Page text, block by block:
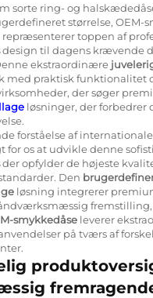
sorte ring- og
størrelse, OEM-
toppen af
design til dagens krævende
ekstraordinære
med praktisk funktionalitet
der søger
løsninger, der forbedrer
forståelse af
for os at udvikle denne
der opfylder de højeste
Den
løsning integrerer
fremstilling,
smykkedåse leverer
på tværs af